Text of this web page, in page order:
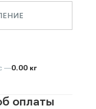
—0.00 кг
оплаты